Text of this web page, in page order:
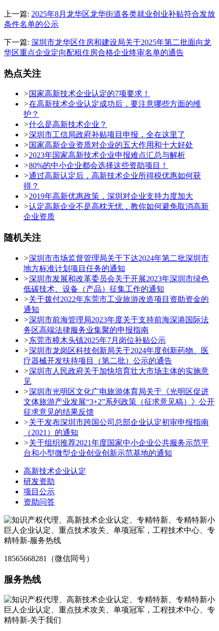
上一篇: 2025年8月龙华区龙华街道各类就业创业补贴符合发放
条件名单的公示
下一篇: 深圳市龙华区住房和建设局关于2025年第二批面向龙
华区重点企业定向配租住房合格企业终审名单的通告
热点关注
>国家高新技术企业认定的7项要求！
>在高新技术企业认定成功后，要注意哪些方面的维
护？
>什么是高新技术企业？
>深圳市工信局政府补贴项目申报，全在这里了
>国家高新企业资质对企业的五大作用和十大好处
>2023年国家高新技术企业申报难点汇总与解析
>80%的中小企业都会选择这些资助项目！
>通过高新认定后，高新技术企业所得税优惠如何获
得？
>2019年高新优惠政策，深圳对企业支持力度加大
>认定高新企业不是高枕无忧，教你如何避免取消高新
企业资质
随机关注
>深圳市市场监督管理局关于下达2024年第二批深圳市
地方标准计划项目任务的通知
>深圳市发展和改革委员会关于开展2023年深圳市绿色
低碳技术、设备（产品）征集工作的通知
>关于拨付2022年东莞市工业旅游改造项目资助资金的
通知
>深圳市前海管理局2023年度关于支持前海深港国际法
务区高端法律服务业集聚的申报指南
>东莞市樟木头镇2025年7月岗位补贴公示
>深圳市龙岗区科技创新局关于2024年度创新药物、医
疗器械开发扶持项目（第二批）公示的通告
>深圳市人民政府关于加快培育壮大市场主体的实施意
见
>深圳市光明区文化广电旅游体育局关于《光明区促进
文体旅游产业发展“3+2”系列政策（征求意见稿）》公开
征求意见的结果反馈
>关于发布深圳市跨国公司总部企业认定初审申报指南
（2021）的通知
>关于组织推荐2021年度国家中小企业公共服务示范平
台和小型微型企业创业创新示范基地的通知
高新技术企业认定
研发资助
项目公示
资助问答
18565668281（微信同号）
服务热线